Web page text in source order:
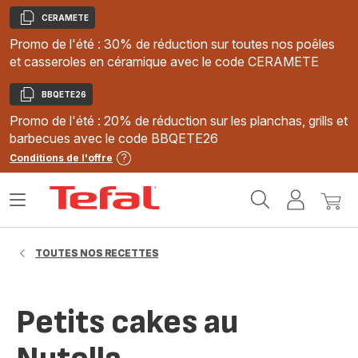
Copier
CERAMETE
Promo de l'été : 30% de réduction sur toutes nos poêles
et casseroles en céramique avec le code CERAMETE
Copier
BBQETE26
Promo de l'été : 20% de réduction sur les planchas, grills et
barbecues avec le code BBQETE26
Conditions de l'offre
MonMon
Ouvrir
TOUTES NOS RECETTES
Petits cakes au